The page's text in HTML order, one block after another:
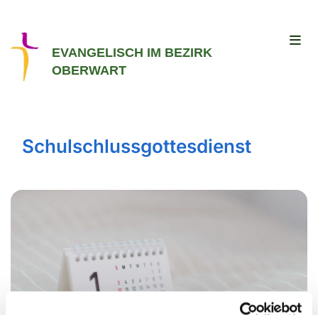
EVANGELISCH IM BEZIRK
OBERWART
Schulschlussgottesdienst